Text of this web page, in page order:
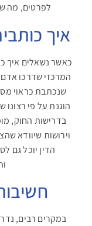
לפרטים, מה
איך
כאשר נשאלים איך
המרכזי שדרכו אדם
שנכתבת כראוי
הוגנת על פי
בדרישות החוק,
וירושות שיוודא
הדין יוכל גם
במקרים רבים,